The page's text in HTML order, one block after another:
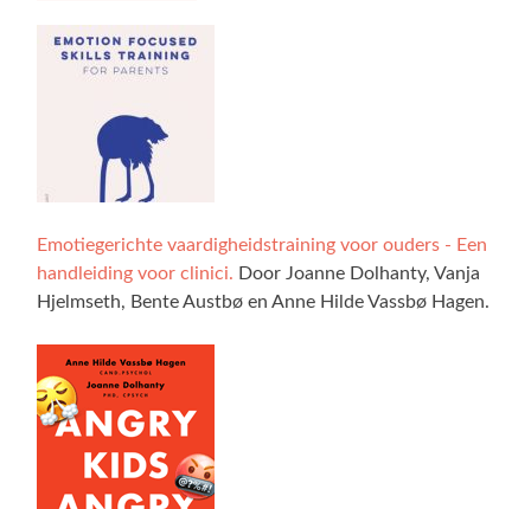
Emotiegerichte vaardigheidstraining voor ouders - Een
handleiding voor clinici. Door Joanne Dolhanty, Vanja
Hjelmseth, Bente Austbø en Anne Hilde Vassbø Hagen.